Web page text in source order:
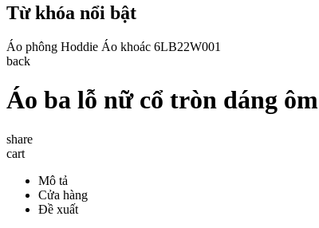
Từ khóa nổi bật
Áo phông Hoddie Áo khoác 6LB22W001
back
Áo ba lỗ nữ cổ tròn dáng ôm
share
cart
Mô tả
Cửa hàng
Đề xuất